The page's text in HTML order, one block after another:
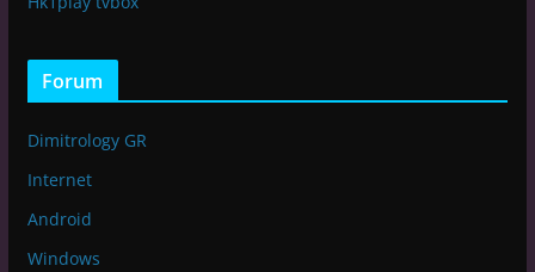
Forum
Dimitrology GR
Internet
Android
Windows